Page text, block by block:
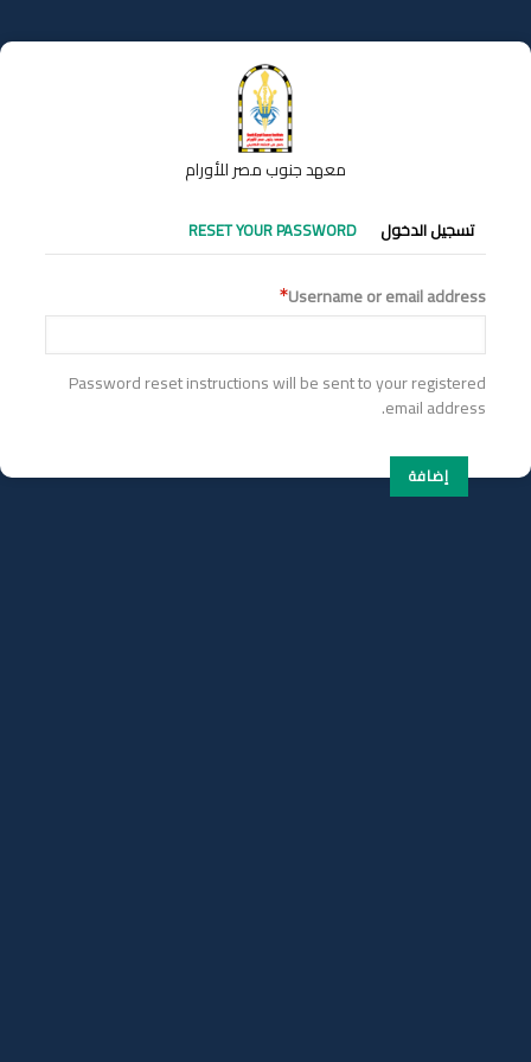
إلى
المحتوى
معهد جنوب مصر للأورام
التبويبات
الأساسية
تسجيل الدخول RESET YOUR PASSWORD
Username or email address
Password reset instructions will be sent to your registered
email address.